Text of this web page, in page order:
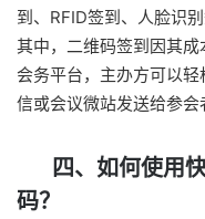
到、RFID签到、人脸识
其中，二维码签到因其
会务平台，主办方可以
信或会议微站发送给参会
四、如何使用
码？